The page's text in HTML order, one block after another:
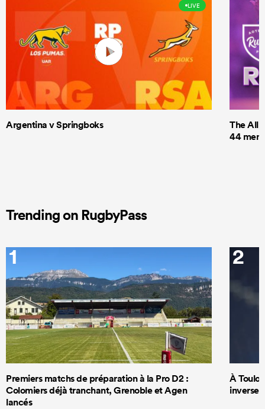
LIVE
Argentina v Springboks
The All
44 men
Trending on RugbyPass
1
Premiers matchs de préparation à la Pro D2 :
Colomiers déjà tranchant, Grenoble et Agen
lancés
2
À